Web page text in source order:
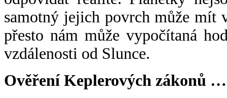
samotný jejich povrch může mít
přesto nám může vypočítaná
vzdálenosti od Slunce.
Ověření Keplerových zákonů …